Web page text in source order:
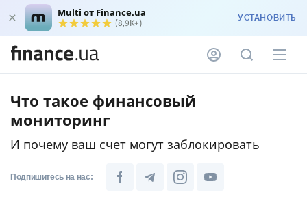
Multi от Finance.ua
(8,9K+) УСТАНОВИТЬ
Что такое финансовый
мониторинг
И почему ваш счет могут заблокировать
Подпишитесь на нас: